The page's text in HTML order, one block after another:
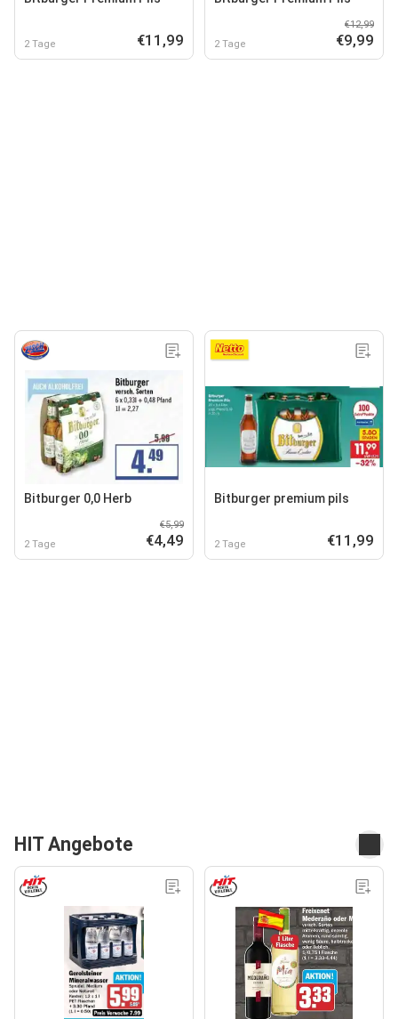
2 Tage €11,99 2 Tage
€12,99
€9,99
Bitburger 0,0 Herb
2 Tage
€5,99
€4,49
Bitburger premium pils
2 Tage €11,99
HIT Angebote